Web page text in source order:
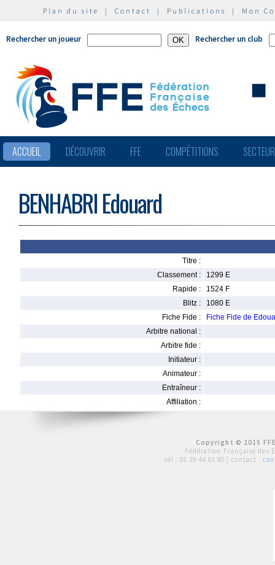
Plan du site | Contact | Publications | Mon
Rechercher un joueur Rechercher un club
ACCUEIL DÉCOUVRIR FFE COMPÉTITIONS
BENHABRI Edouard
Titre :
Classement :
1299 E
Rapide :
1524 F
Blitz :
1080 E
Fiche Fide :
Fiche Fide de
Arbitre national :
Arbitre fide :
Initiateur :
Animateur :
Entraîneur :
Affiliation :
Copyright © 2015
Fédération Française des
tél : 01 39 44 65 80 | contact :